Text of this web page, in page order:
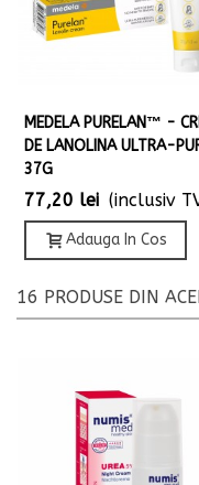
MEDELA PURELAN™ -
DE LANOLINA ULTRA-
37G
77,20 lei (inclusiv
Adauga In Cos
16 PRODUSE DIN